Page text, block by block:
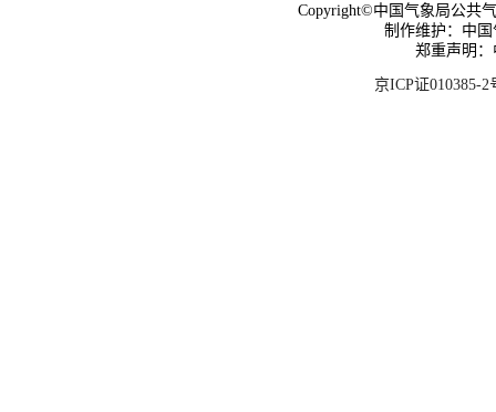
Copyright©中国气象局公共
制作维护：中
郑重声明
京ICP证010385-2